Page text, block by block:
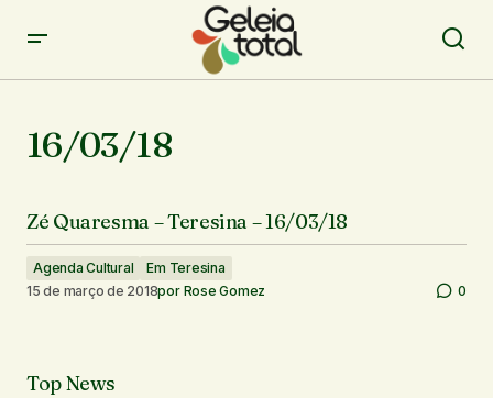
16/03/18
Zé Quaresma – Teresina – 16/03/18
Agenda Cultural
Em Teresina
15 de março de 2018por Rose Gomez 0
Top News